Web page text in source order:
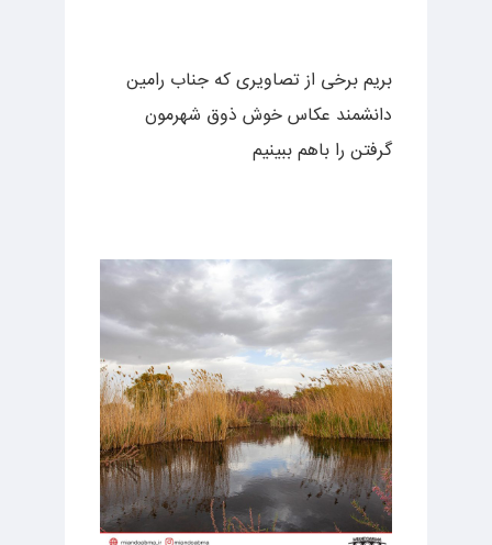
بریم برخی از تصاویری که جناب رامین
دانشمند عکاس خوش ذوق شهرمون
گرفتن را باهم ببینیم